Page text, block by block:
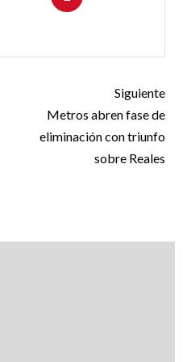
Siguiente
Metros abren fase de
eliminación con triunfo
sobre Reales